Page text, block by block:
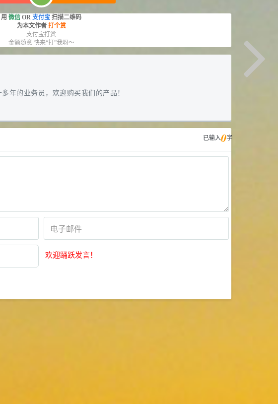
用 微信 OR 支付宝 扫描二维码
为本文作者 打个赏
支付宝打赏
金额随意 快来“打”我呀～
年的业务员，欢迎购买我们的产品！
已输入0字
欢迎踊跃发言！